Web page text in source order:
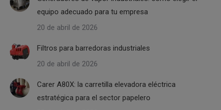
equipo adecuado para tu empresa
20 de abril de 2026
Filtros para barredoras industriales
20 de abril de 2026
Carer A80X: la carretilla elevadora eléctrica
estratégica para el sector papelero